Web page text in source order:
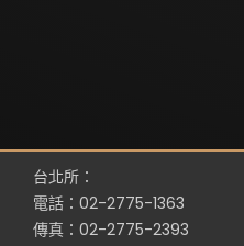
台北所：
電話：02-2775-1363
傳真：02-2775-2393